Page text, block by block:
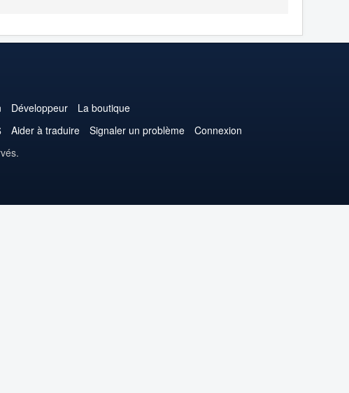
Développeur
La boutique
Aider à traduire Signaler un problème
Connexion